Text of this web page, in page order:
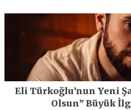
Eli Türkoğlu’nun Yeni
Olsun” Büyük